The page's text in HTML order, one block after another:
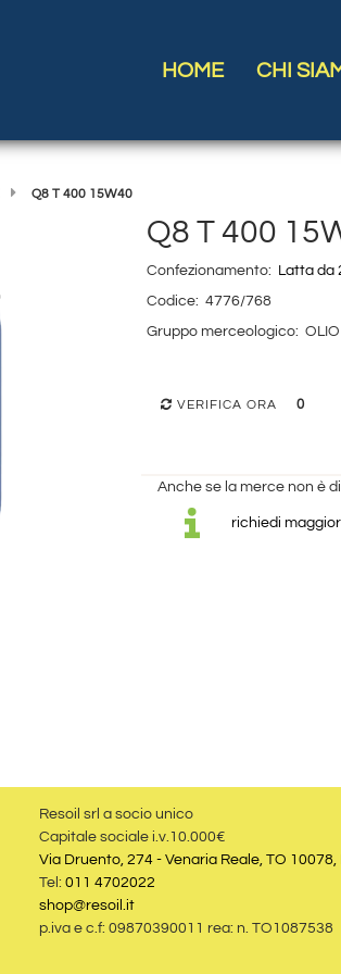
HOME CHI
Q8 T 400 15W40
Q8 T 400
Confezionamento:
Latta da
Codice: 4776/768
Gruppo merceologico:
VERIFICA ORA 0
Anche se la merce non è
richiedi
Resoil srl a socio unico
Capitale sociale i.v.10.000€
Via Druento, 274 - Venaria Reale, TO 10078,
Tel: 011 4702022
shop@resoil.it
p.iva e c.f: 09870390011 rea: n. TO1087538